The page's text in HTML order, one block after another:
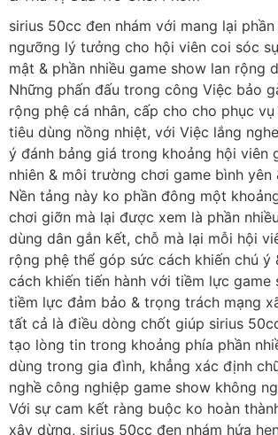
sirius 50cc đen nhám với mang lại
ngưỡng lý tưởng cho hội viên coi sóc
mật & phần nhiều game show lan rộng
Những phấn đấu trong công Việc bảo
rộng phệ cá nhân, cấp cho cho phục
tiêu dùng nồng nhiệt, với Việc lắng
ý đánh bảng giá trong khoảng hội viên
nhiên & môi trường chơi game bình yên
Nền tảng này ko phần đông một
chơi giỡn mà lại được xem là phần
dùng dân gắn kết, chỗ mà lại mỗi hội
rộng phệ thể góp sức cách khiến chú ý
cách khiến tiến hành với tiềm lực game
tiềm lực đảm bảo & trọng trách mạng
tất cả là điều dòng chốt giúp sirius
tạo lòng tin trong khoảng phía phần
dùng trong gia đình, khẳng xác định
nghề công nghiệp game show không
Với sự cam kết ràng buộc ko hoàn
xây dừng, sirius 50cc đen nhám hứa